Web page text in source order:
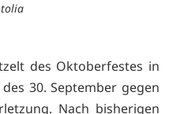
des Oktoberfestes in
30. September gegen
Nach bisherigen